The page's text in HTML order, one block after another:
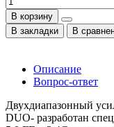
В корзину
В закладки
В
Описание
Вопрос-ответ
Двухдиапазонный
DUO- разработан